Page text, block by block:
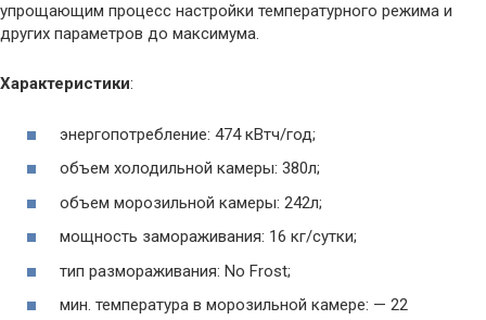
упрощающим процесс настройки температурного режима и
других параметров до максимума.
Характеристики:
энергопотребление: 474 кВтч/год;
объем холодильной камеры: 380л;
объем морозильной камеры: 242л;
мощность замораживания: 16 кг/сутки;
тип размораживания: No Frost;
мин. температура в морозильной камере: — 22